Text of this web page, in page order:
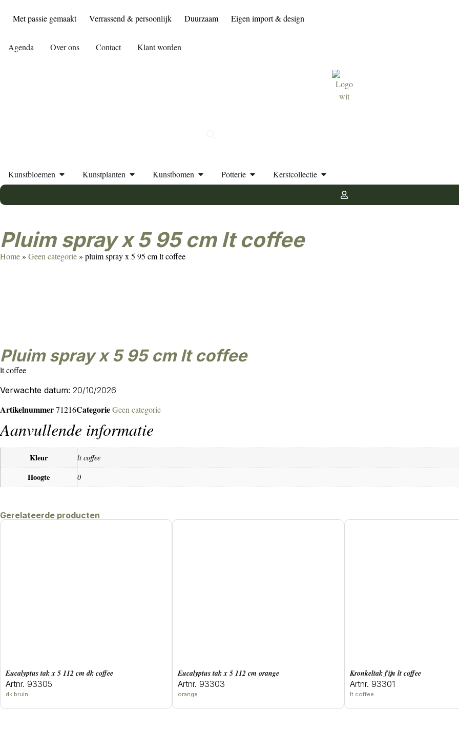
Met passie gemaakt Verrassend & persoonlijk Duurzaam Eigen import & design
Agenda Over ons Contact Klant worden
Kunstbloemen Kunstplanten Kunstbomen Potterie Kerstcollectie
pluim spray x 5 95 cm lt coffee
Home» Geen categorie» pluim spray x 5 95 cm lt coffee
pluim spray x 5 95 cm lt coffee
lt coffee
Verwachte datum: 20/10/2026
Artikelnummer71216CategorieGeen categorie
Aanvullende informatie
Kleur lt coffee
Hoogte 0
Gerelateerde producten
eucalyptus tak x 5 112 cm dk coffee
Artnr. 93305
dk bruin
eucalyptus tak x 5 112 cm orange
Artnr. 93303
orange
kronkeltak fijn lt coffee
Artnr. 93301
lt coffee